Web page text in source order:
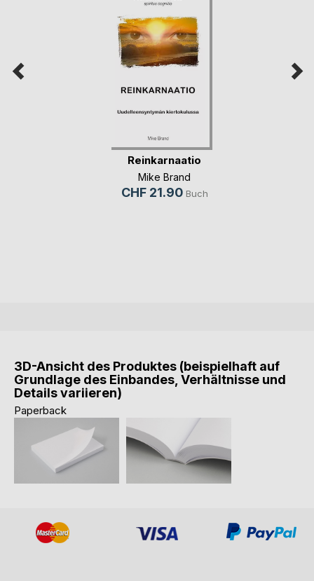
Reinkarnaatio
Mike Brand
CHF 21.90 Buch
3D-Ansicht des Produktes (beispielhaft auf
Grundlage des Einbandes, Verhältnisse und
Details variieren)
Paperback